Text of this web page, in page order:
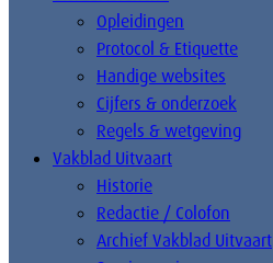
Opleidingen
Protocol & Etiquette
Handige websites
Cijfers & onderzoek
Regels & wetgeving
Vakblad Uitvaart
Historie
Redactie / Colofon
Archief Vakblad Uitvaart